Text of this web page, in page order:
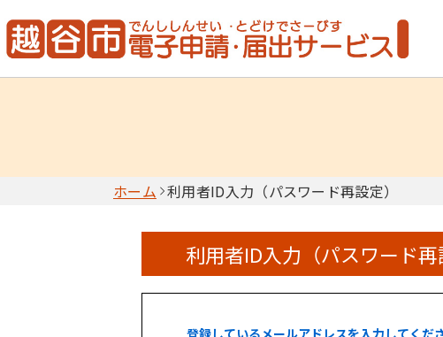
ホーム 利用者ID入力（パスワード再設定）
利用者ID入力（パスワード再